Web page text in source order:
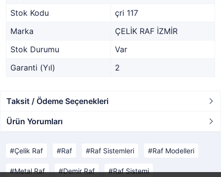
Stok Kodu
çri 117
Marka
ÇELİK RAF İZMİR
Stok Durumu
Var
Garanti (Yıl)
2
Taksit / Ödeme Seçenekleri
Ürün Yorumları
Çelik Raf Raf Raf Sistemleri Raf Modelleri
Metal Raf Demir Raf Raf Sistemi